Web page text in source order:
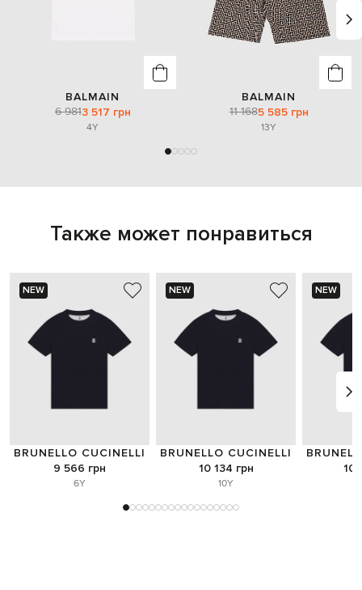
BALMAIN
6 9813 517 грн
4Y
BALMAIN
11 1685 585 грн
13Y
Также может понравиться
NEW
BRUNELLO CUCINELLI
9 566 грн
6Y
NEW
BRUNELLO CUCINELLI
10 134 грн
10Y
NEW
10